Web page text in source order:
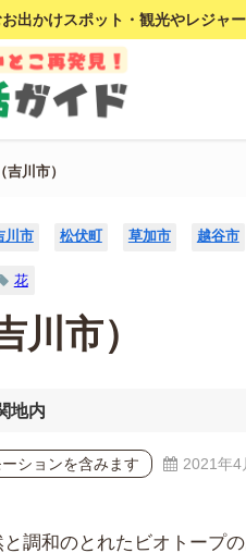
出かけスポット・観光やレジャ
吉川市）
川市 松伏町 草加市 越谷市
花
川市）
地内
ションを含みます 2021年4
調和のとれたビオトープ